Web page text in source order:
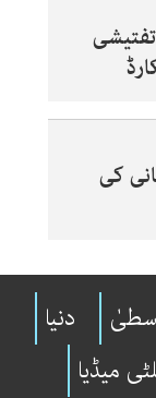
پانی کی
دنیا
میڈیا